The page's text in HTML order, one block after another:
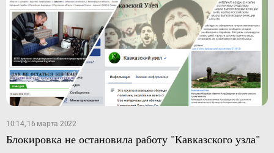
10:14, 16 марта 2022
Блокировка не остановила работу "Кавказского узла"